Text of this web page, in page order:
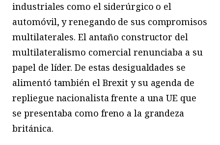
industriales como el siderúrgico o el
automóvil, y renegando de sus compromisos
multilaterales. El antaño constructor del
multilateralismo comercial renunciaba a su
papel de líder. De estas desigualdades se
alimentó también el Brexit y su agenda de
repliegue nacionalista frente a una UE que
se presentaba como freno a la grandeza
británica.